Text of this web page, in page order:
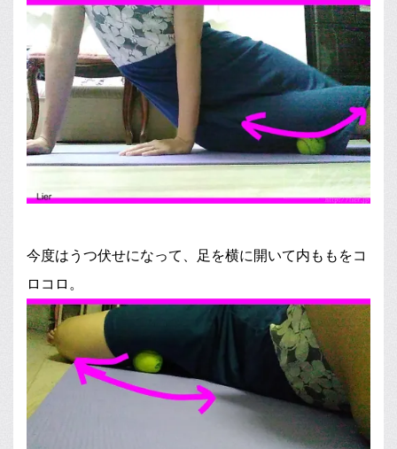
今度はうつ伏せになって、足を横に開いて内ももをコ
ロコロ。